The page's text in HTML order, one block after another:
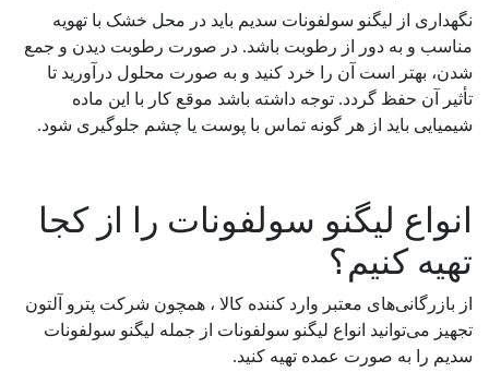
نگهداری از لیگنو سولفونات سدیم باید در محل خشک با تهویه
مناسب و به دور از رطوبت باشد. در صورت رطوبت دیدن و جمع
شدن، بهتر است آن را خرد کنید و به صورت محلول درآورید تا
تأثیر آن حفظ گردد. توجه داشته باشد موقع کار با این ماده
شیمیایی باید از هر گونه تماس با پوست یا چشم جلوگیری شود.
انواع لیگنو سولفونات را از کجا
تهیه کنیم؟
از بازرگانی‌های معتبر وارد کننده کالا ، همچون شرکت پترو آلتون
تجهیز می‌توانید انواع لیگنو سولفونات از جمله لیگنو سولفونات
سدیم را به صورت عمده تهیه کنید.